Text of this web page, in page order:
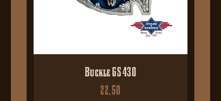
Buckle GS 430
22,50